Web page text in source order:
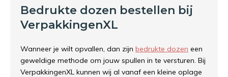
Bedrukte dozen bestellen bij
VerpakkingenXL
Wanneer je wilt opvallen, dan zijn bedrukte dozen een
geweldige methode om jouw spullen in te versturen. Bij
VerpakkingenXL kunnen wij al vanaf een kleine oplage